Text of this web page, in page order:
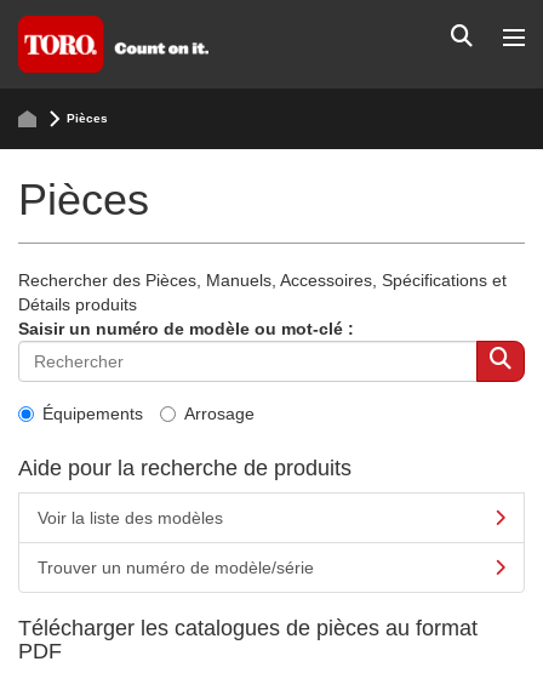
Pièces
Pièces
Rechercher des Pièces, Manuels, Accessoires, Spécifications et
Détails produits
Saisir un numéro de modèle ou mot-clé :
Équipements Arrosage
Aide pour la recherche de produits
Voir la liste des modèles
Trouver un numéro de modèle/série
Télécharger les catalogues de pièces au format
PDF